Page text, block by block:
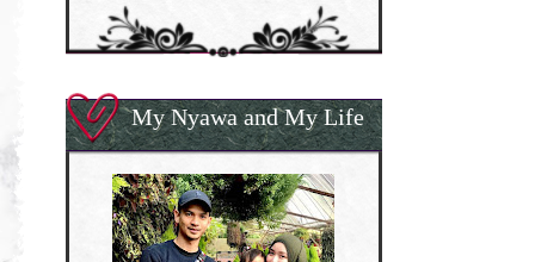
My Nyawa and My Life